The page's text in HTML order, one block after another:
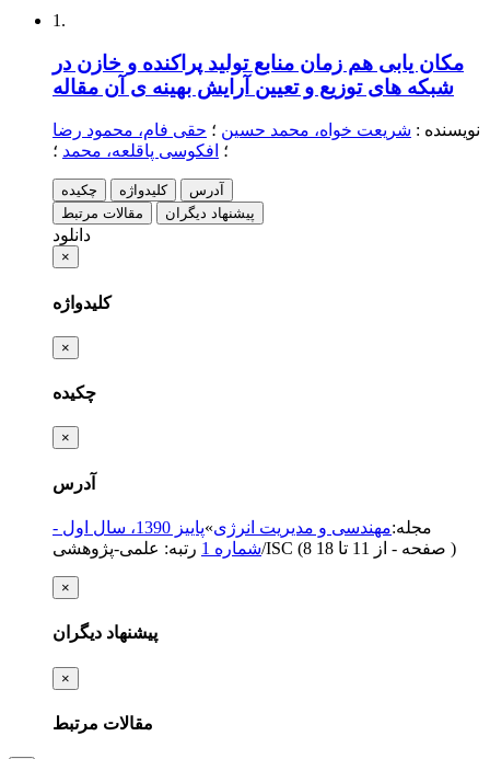
1.
مکان یابی هم زمان منابع تولید پراکنده و خازن در
شبکه های توزیع و تعیین آرایش بهینه ی آن مقاله
نویسنده : شریعت خواه، محمد حسین ؛ حقی فام، محمود رضا
؛ افکوسی پاقلعه، محمد ؛
چکیده کلیدواژه
آدرس
مقالات مرتبط
پیشنهاد دیگران
دانلود
×
کلیدواژه
×
چکیده
×
آدرس
مجله:مهندسی و مدیریت انرژی»
پاییز 1390، سال اول -
شماره 1رتبه: علمی-پژوهشی/ISC (‎8 صفحه - )
×
پیشنهاد دیگران
×
مقالات مرتبط